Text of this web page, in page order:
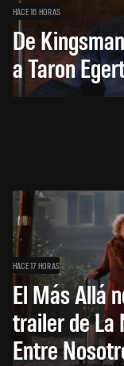
HACE 16 HORAS
De
a Taron
HACE 17 HORAS
El Más Allá
trailer de La
Entre